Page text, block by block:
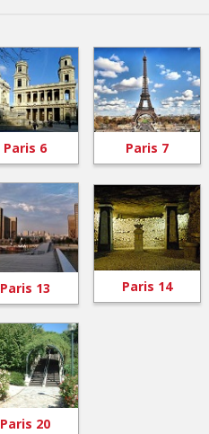
Paris 6 Paris 7
Paris 13 Paris 14
Paris 20